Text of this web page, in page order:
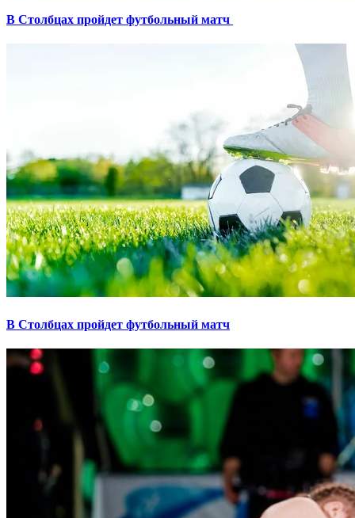
В Столбцах пройдет футбольный матч
В Столбцах пройдет футбольный матч